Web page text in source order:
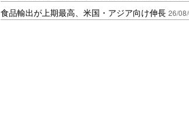
食品輸出が上期最高、米国・アジア向け伸長 26/